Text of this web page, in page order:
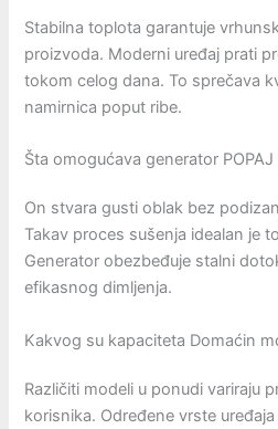
Stabilna toplota garantuje
proizvoda. Moderni uređaj prati
tokom celog dana. To sprečava
namirnica poput ribe.
Šta omogućava generator
On stvara gusti oblak bez
Takav proces sušenja idealan je
Generator obezbeđuje stalni
efikasnog dimljenja.
Kakvog su kapaciteta Domaćin
Različiti modeli u ponudi variraju
korisnika. Određene vrste